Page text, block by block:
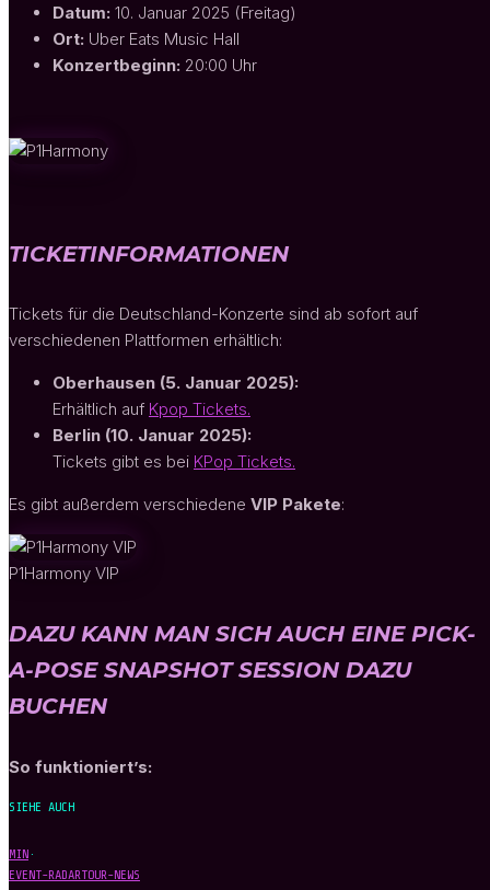
Datum: 10. Januar 2025 (Freitag)
Ort: Uber Eats Music Hall
Konzertbeginn: 20:00 Uhr
TICKETINFORMATIONEN
Tickets für die Deutschland-Konzerte sind ab sofort auf
verschiedenen Plattformen erhältlich:
Oberhausen (5. Januar 2025):
Erhältlich auf Kpop Tickets.
Berlin (10. Januar 2025):
Tickets gibt es bei KPop Tickets.
Es gibt außerdem verschiedene VIP Pakete:
P1Harmony VIP
DAZU KANN MAN SICH AUCH EINE PICK-
A-POSE SNAPSHOT SESSION DAZU
BUCHEN
So funktioniert’s:
SIEHE AUCH
MIN ·
EVENT-RADARTOUR-NEWS